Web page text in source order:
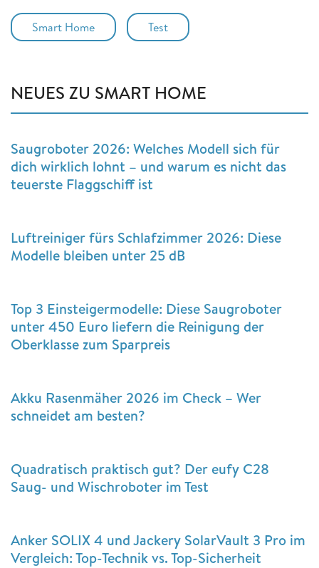
Smart Home Test
NEUES ZU SMART HOME
Saugroboter 2026: Welches Modell sich für
dich wirklich lohnt – und warum es nicht das
teuerste Flaggschiff ist
Luftreiniger fürs Schlafzimmer 2026: Diese
Modelle bleiben unter 25 dB
Top 3 Einsteigermodelle: Diese Saugroboter
unter 450 Euro liefern die Reinigung der
Oberklasse zum Sparpreis
Akku Rasenmäher 2026 im Check – Wer
schneidet am besten?
Quadratisch praktisch gut? Der eufy C28
Saug- und Wischroboter im Test
Anker SOLIX 4 und Jackery SolarVault 3 Pro im
Vergleich: Top-Technik vs. Top-Sicherheit